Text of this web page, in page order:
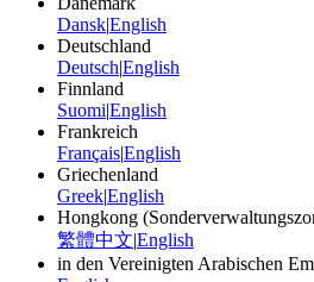
DanskEnglish
Deutschland
DeutschEnglish
Finnland
SuomiEnglish
Frankreich
FrançaisEnglish
Griechenland
GreekEnglish
Hongkong
繁體中文 English
in den Vereinigten Arabischen